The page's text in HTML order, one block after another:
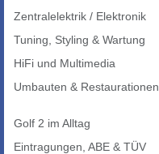
Zentralelektrik / Elektronik
Tuning, Styling & Wartung
HiFi und Multimedia
Umbauten & Restaurationen
Golf 2 im Alltag
Eintragungen, ABE & TÜV